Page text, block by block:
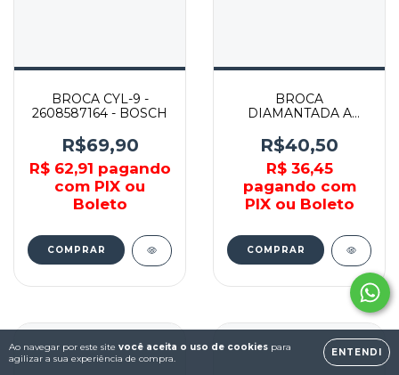
Ao navegar por este site você aceita o uso de cookies para
agilizar a sua experiência de compra.
ENTENDI
BROCA CYL-9 -
2608587164 - BOSCH
R$69,90
R$ 62,91 pagando
com PIX ou
Boleto
COMPRAR
BROCA
DIAMANTADA A
2608579407 - BOSCH
R$40,50
R$ 36,45
pagando com
PIX ou Boleto